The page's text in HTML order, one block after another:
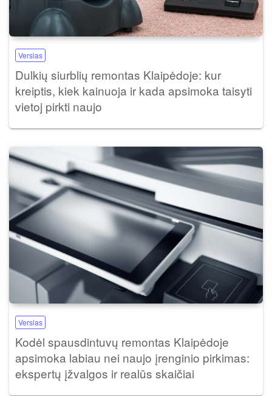
Verslas
Dulkių siurblių remontas Klaipėdoje: kur
kreiptis, kiek kainuoja ir kada apsimoka taisyti
vietoj pirkti naujo
Verslas
Kodėl spausdintuvų remontas Klaipėdoje
apsimoka labiau nei naujo įrenginio pirkimas:
ekspertų įžvalgos ir realūs skaičiai